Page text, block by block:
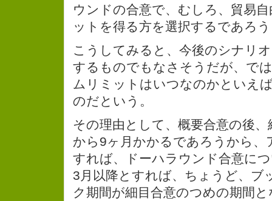
ウンドの合意で、むしろ、貿易
ットを得る方を選択するであろ
こうしてみると、今後のシナリ
するものでもなさそうだが、で
ムリミットはいつなのかといえ
のだという。
その理由として、概要合意の後
から9ヶ月かかるであろうから、
すれば、ドーハラウンド合意に
3月以降とすれば、ちょうど、ブ
ク期間が細目合意のつめの期間